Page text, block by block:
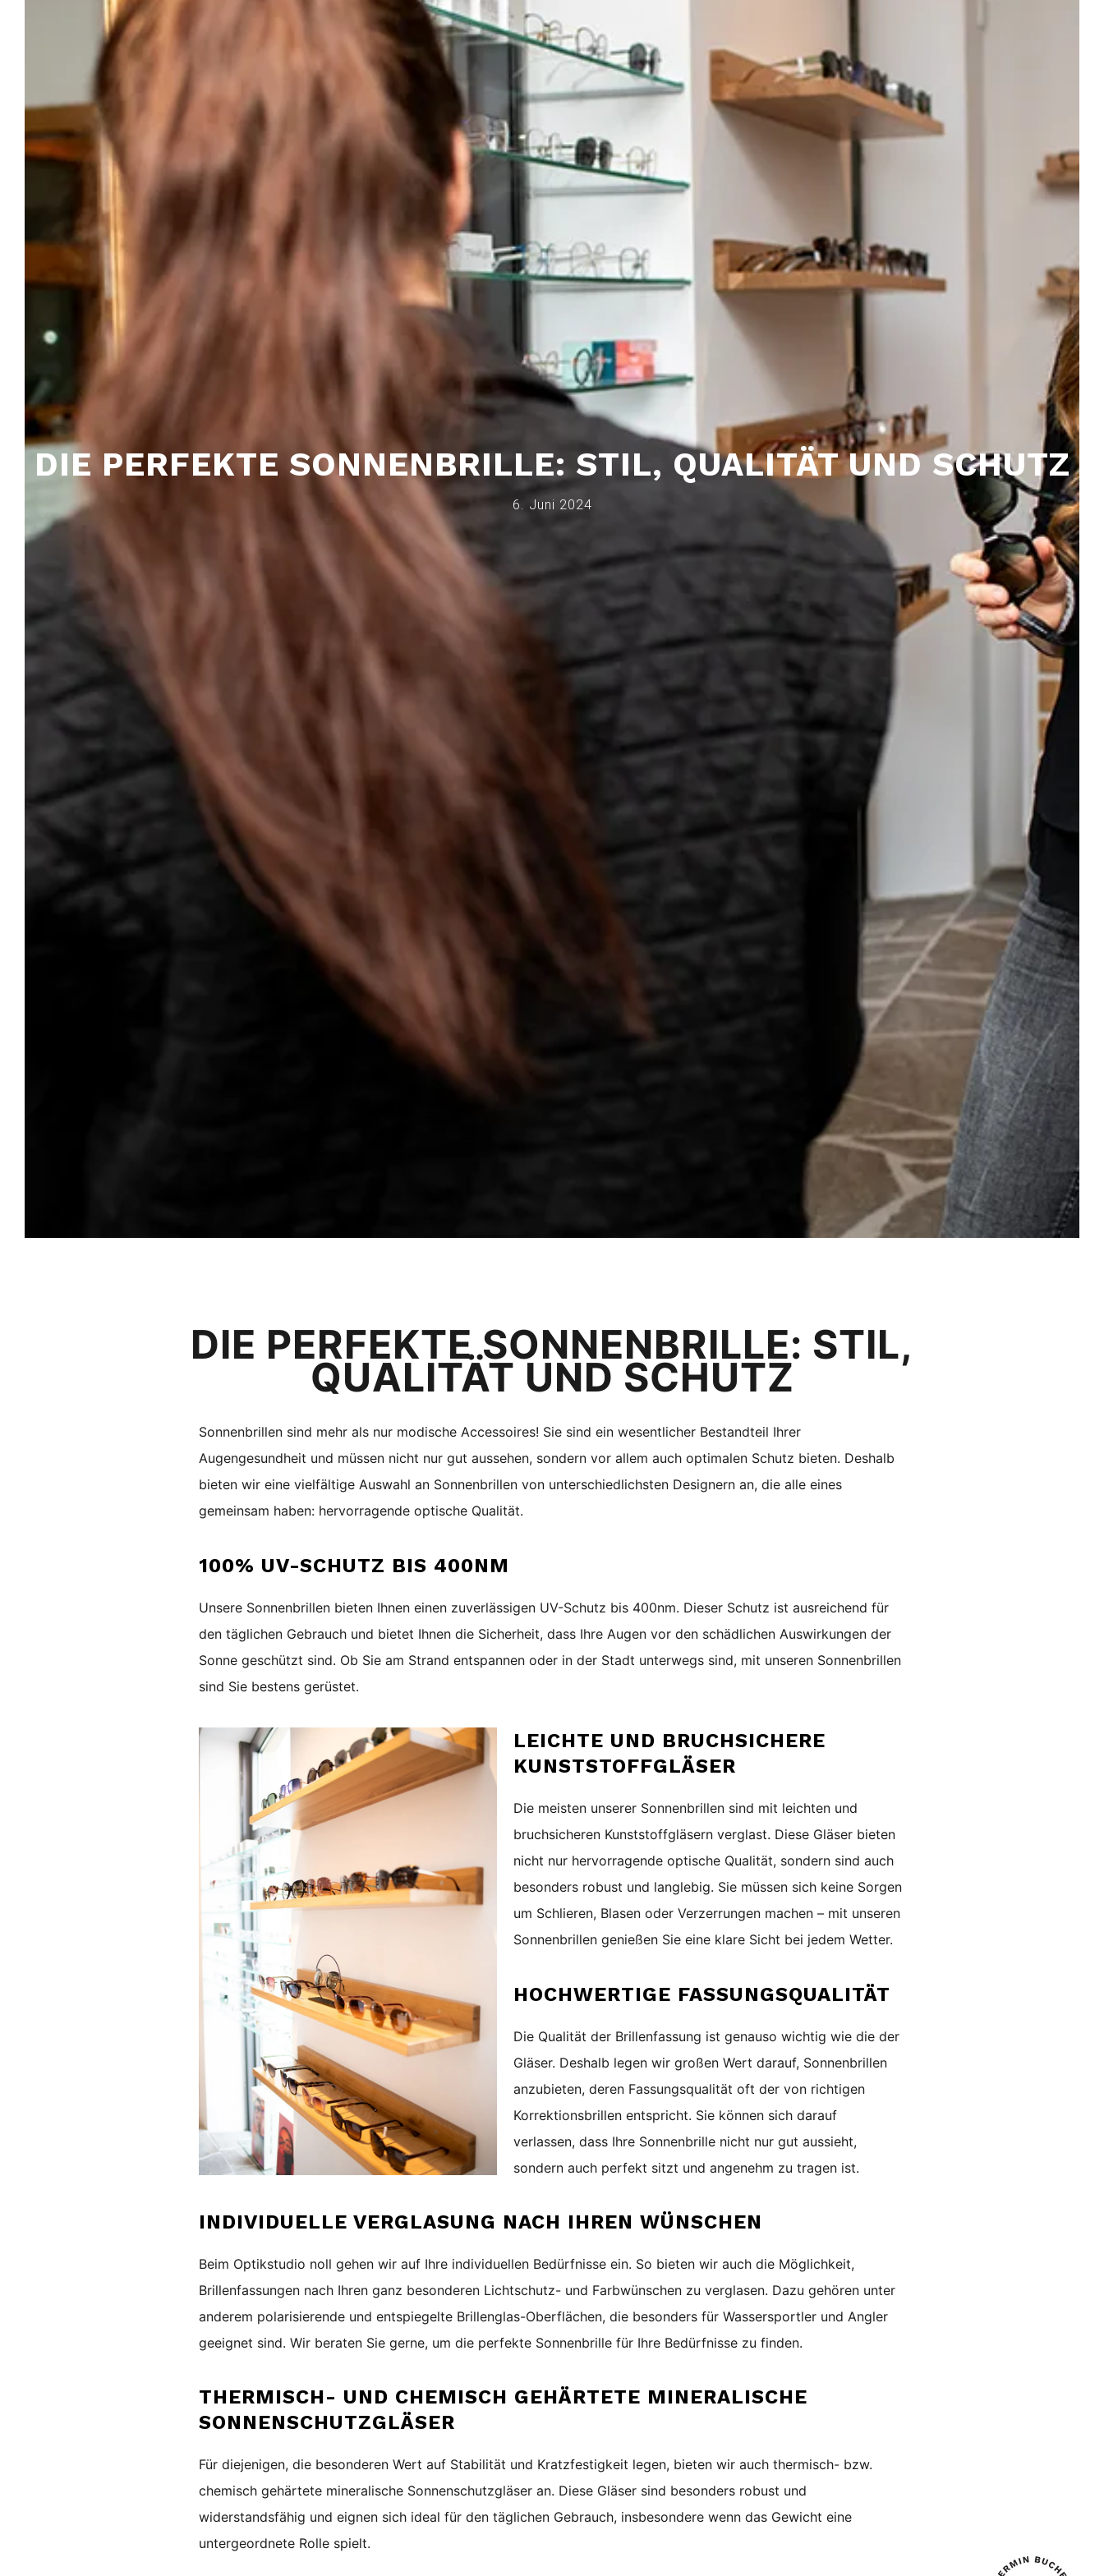
DIE PERFEKTE SONNENBRILLE: STIL, QUALITÄT UND SCHUTZ
6. Juni 2024
DIE PERFEKTE SONNENBRILLE: STIL,
QUALITÄT UND SCHUTZ
Sonnenbrillen sind mehr als nur modische Accessoires! Sie sind ein wesentlicher Bestandteil Ihrer
Augengesundheit und müssen nicht nur gut aussehen, sondern vor allem auch optimalen Schutz bieten. Deshalb
bieten wir eine vielfältige Auswahl an Sonnenbrillen von unterschiedlichsten Designern an, die alle eines
gemeinsam haben: hervorragende optische Qualität.
100% UV-SCHUTZ BIS 400NM
Unsere Sonnenbrillen bieten Ihnen einen zuverlässigen UV-Schutz bis 400nm. Dieser Schutz ist ausreichend für
den täglichen Gebrauch und bietet Ihnen die Sicherheit, dass Ihre Augen vor den schädlichen Auswirkungen der
Sonne geschützt sind. Ob Sie am Strand entspannen oder in der Stadt unterwegs sind, mit unseren Sonnenbrillen
sind Sie bestens gerüstet.
LEICHTE UND BRUCHSICHERE
KUNSTSTOFFGLÄSER
Die meisten unserer Sonnenbrillen sind mit leichten und
bruchsicheren Kunststoffgläsern verglast. Diese Gläser bieten
nicht nur hervorragende optische Qualität, sondern sind auch
besonders robust und langlebig. Sie müssen sich keine Sorgen
um Schlieren, Blasen oder Verzerrungen machen – mit unseren
Sonnenbrillen genießen Sie eine klare Sicht bei jedem Wetter.
HOCHWERTIGE FASSUNGSQUALITÄT
Die Qualität der Brillenfassung ist genauso wichtig wie die der
Gläser. Deshalb legen wir großen Wert darauf, Sonnenbrillen
anzubieten, deren Fassungsqualität oft der von richtigen
Korrektionsbrillen entspricht. Sie können sich darauf
verlassen, dass Ihre Sonnenbrille nicht nur gut aussieht,
sondern auch perfekt sitzt und angenehm zu tragen ist.
INDIVIDUELLE VERGLASUNG NACH IHREN WÜNSCHEN
Beim Optikstudio noll gehen wir auf Ihre individuellen Bedürfnisse ein. So bieten wir auch die Möglichkeit,
Brillenfassungen nach Ihren ganz besonderen Lichtschutz- und Farbwünschen zu verglasen. Dazu gehören unter
anderem polarisierende und entspiegelte Brillenglas-Oberflächen, die besonders für Wassersportler und Angler
geeignet sind. Wir beraten Sie gerne, um die perfekte Sonnenbrille für Ihre Bedürfnisse zu finden.
THERMISCH- UND CHEMISCH GEHÄRTETE MINERALISCHE
SONNENSCHUTZGLÄSER
Für diejenigen, die besonderen Wert auf Stabilität und Kratzfestigkeit legen, bieten wir auch thermisch- bzw.
chemisch gehärtete mineralische Sonnenschutzgläser an. Diese Gläser sind besonders robust und
widerstandsfähig und eignen sich ideal für den täglichen Gebrauch, insbesondere wenn das Gewicht eine
untergeordnete Rolle spielt.